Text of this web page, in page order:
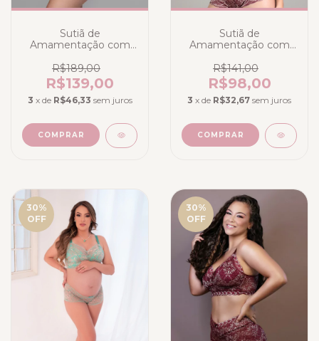
Sutiã de
Amamentação com
Branca Elegance
Glamour
R$189,00
R$139,00
3 x de R$46,33 sem juros
COMPRAR
Sutiã de
Amamentação com
Renda Marsala com
Champanhe
R$141,00
R$98,00
3 x de R$32,67 sem juros
COMPRAR
30%
OFF
30%
OFF